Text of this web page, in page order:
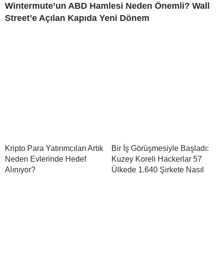
Wintermute’un ABD Hamlesi Neden Önemli? Wall
Street’e Açılan Kapıda Yeni Dönem
Kripto Para Yatırımcıları Artık
Neden Evlerinde Hedef
Alınıyor?
Bir İş Görüşmesiyle Başladı:
Kuzey Koreli Hackerlar 57
Ülkede 1.640 Şirkete Nasıl